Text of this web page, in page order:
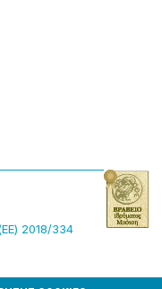
2018/334